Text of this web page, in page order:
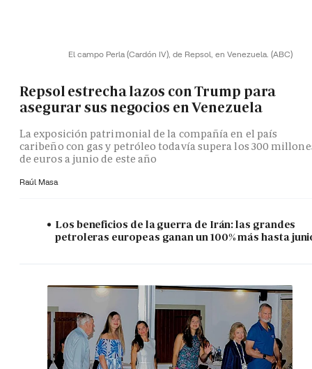
El campo Perla (Cardón IV), de Repsol, en Venezuela. (ABC)
Repsol estrecha lazos con Trump para
asegurar sus negocios en Venezuela
La exposición patrimonial de la compañía en el país
caribeño con gas y petróleo todavía supera los 300
de euros a junio de este año
Raúl Masa
Los beneficios de la guerra de Irán: las grandes
petroleras europeas ganan un 100% más hasta